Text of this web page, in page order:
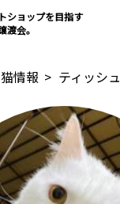
ショップを目指す
渡会。
情報 > ティッシュ